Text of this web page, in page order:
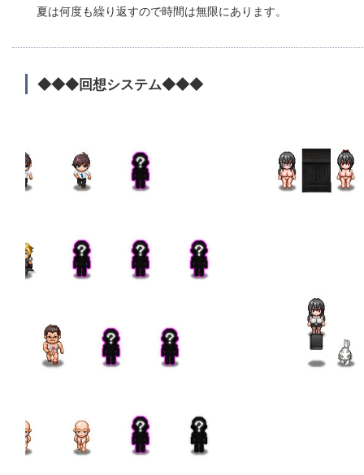
夏は何度も繰り返すので時間は無限にあります。
◆◆◆回想システム◆◆◆